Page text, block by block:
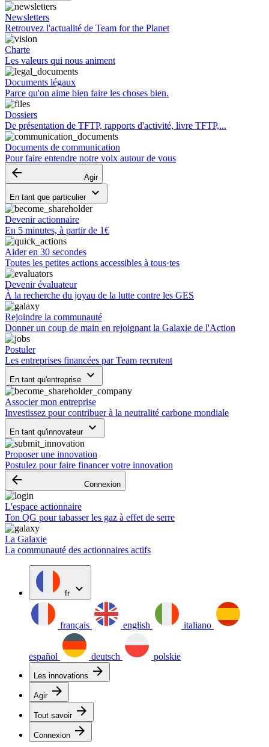
Newsletters
Retrouvez l'actualité de Team for the Planet
Charte
Les valeurs qui nous animent
Documents légaux
Parce qu'on aime bien faire les choses bien.
Dossiers
De présentation de TFTP, rapports d'activité, livre TFTP,...
Documents de communication
Pour faire entendre notre voix autour de vous
arrow_backward Agir
En tant que particulier keyboard_arrow_down
Devenir actionnaire
En 5 minutes, à partir de 1€
Aider en 30 secondes
Toutes les petites actions accessibles à tous·tes
Devenir évaluateur
À la recherche du joyau de la lutte contre les GES
Rejoindre la communauté
Donner un coup de main en rejoignant la Galaxie de l'Action
Postuler
Les entreprises financées par Team recrutent
En tant qu'entreprise keyboard_arrow_down
Associer mon entreprise
Investissez pour contribuer à la neutralité carbone mondiale
En tant qu'innovateur keyboard_arrow_down
Proposer une innovation
Postulez pour faire financer votre innovation
arrow_backward Connexion
L'espace actionnaire
Ton QG pour tabasser les gaz à effet de serre
La Galaxie
La communauté des actionnaires actifs
fr expand_more
français english italiano
español deutsch polskie
Les innovations arrow_forward
Agir arrow_forward
Tout savoir arrow_forward
Connexion arrow_forward